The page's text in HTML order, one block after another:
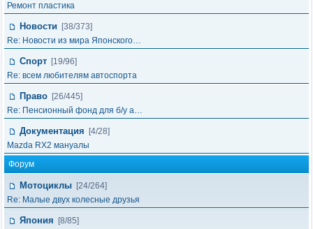
Ремонт пластика
Новости
[38/373]
Re: Новости из мира Японского…
Спорт [19/96]
Re: всем любителям автоспорта
Право [26/445]
Re: Пенсионный фонд для б/у а…
Документация
[4/28]
Mazda RX2 мануалы
Форум
Мотоциклы [24/264]
Re: Малые двух колесные друзья
Япония
[8/85]